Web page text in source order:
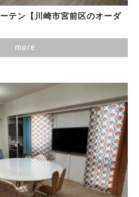
テン【川崎市宮前区のオーダ
more